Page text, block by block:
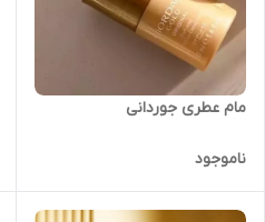
مام عطری جوردانی
ناموجود